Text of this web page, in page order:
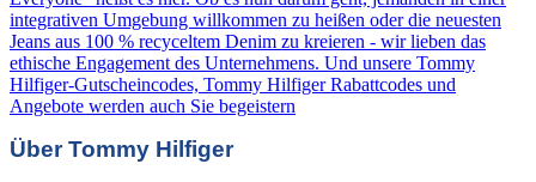
integrativen Umgebung willkommen zu heißen oder die neuesten
Jeans aus 100 % recyceltem Denim zu kreieren - wir lieben das
ethische Engagement des Unternehmens. Und unsere Tommy
Hilfiger-Gutscheincodes, Tommy Hilfiger Rabattcodes und
Angebote werden auch Sie begeistern
Über Tommy Hilfiger